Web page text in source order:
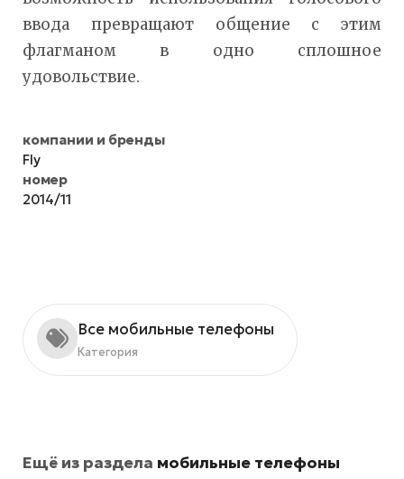
ввода превращают общение с этим
флагманом в одно сплошное
удовольствие.
компании и бренды
Fly
номер
2014/11
Все мобильные телефоны
Категория
Ещё из раздела мобильные телефоны